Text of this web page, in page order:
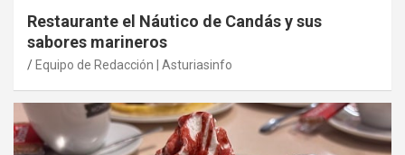
Restaurante el Náutico de Candás y sus
sabores marineros
Equipo de Redacción | Asturiasinfo